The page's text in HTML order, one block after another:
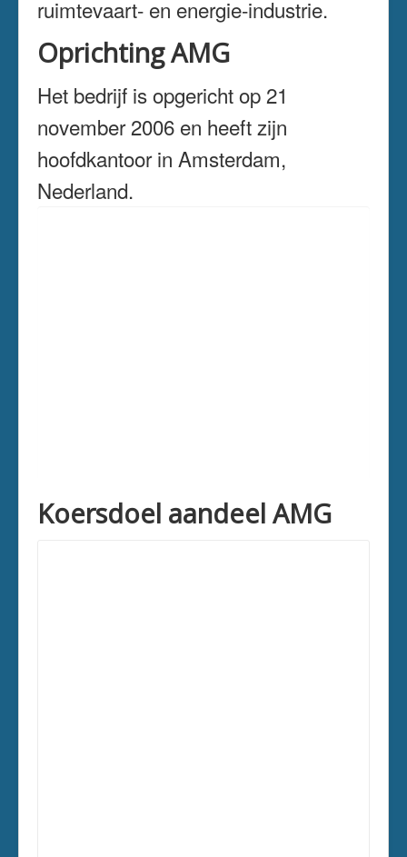
ruimtevaart- en energie-industrie.
Oprichting AMG
Het bedrijf is opgericht op 21
november 2006 en heeft zijn
hoofdkantoor in Amsterdam,
Nederland.
Koersdoel aandeel AMG